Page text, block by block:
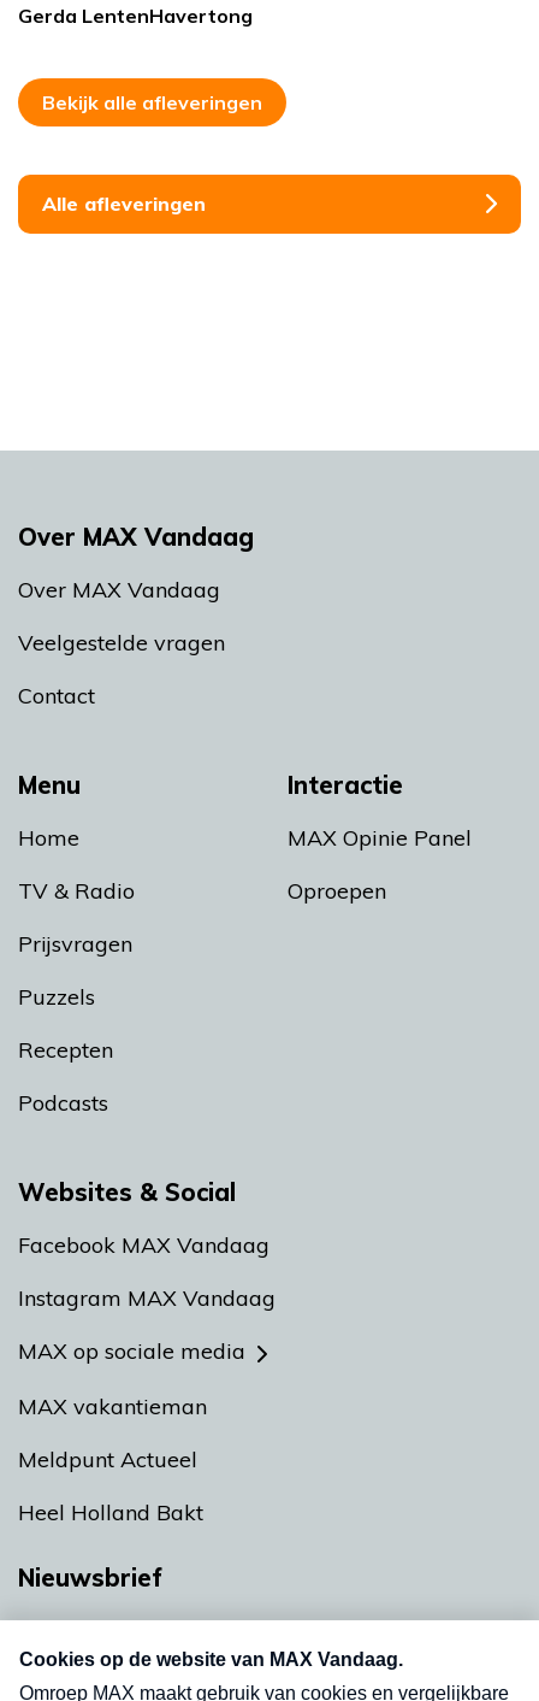
Gerda LentenHavertong
Bekijk alle afleveringen
Alle afleveringen
Menu
Home
TV & Radio
Prijsvragen
Puzzels
Recepten
Podcasts
Interactie
MAX Opinie Panel
Oproepen
Over MAX Vandaag
Over MAX Vandaag
Veelgestelde vragen
Contact
Websites & Social
Facebook MAX Vandaag
Instagram MAX Vandaag
MAX op sociale media
MAX vakantieman
Meldpunt Actueel
Heel Holland Bakt
Nieuwsbrief
nieuwsbrief. Elke vrijdag- en dinsdagochtend in
uw mailbox.